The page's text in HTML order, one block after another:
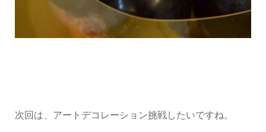
次回は、アートデコレーション挑戦したいですね。